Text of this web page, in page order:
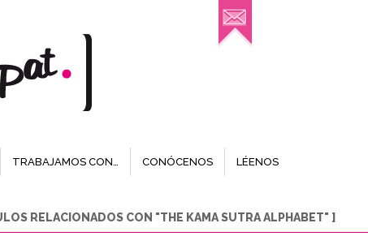
TRABAJAMOS CON… CONÓCENOS LÉENOS
RELACIONADOS CON "THE KAMA SUTRA ALPHABET" ]